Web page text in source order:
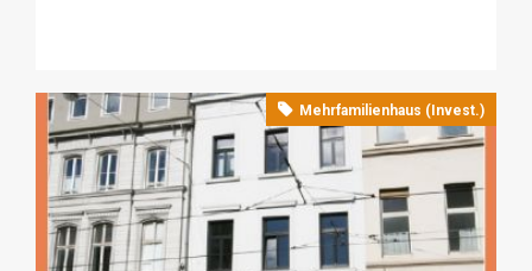
Mehrfamilienhaus (Invest.)